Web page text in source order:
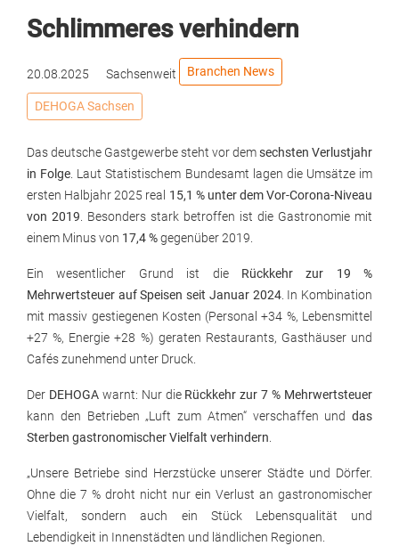
Schlimmeres verhindern
20.08.2025 Sachsenweit Branchen News
DEHOGA Sachsen
Das deutsche Gastgewerbe steht vor demsechsten Verlustjahr
in Folge . Laut Statistischem Bundesamt lagen die Umsätze im
ersten Halbjahr 2025 real 15,1 % unter dem Vor-Corona-Niveau
von 2019 . Besonders stark betroffen ist die Gastronomie mit
einem Minus von 17,4 %gegenüber 2019.
Ein wesentlicher Grund ist die Rückkehr zur 19 %
Mehrwertsteuer auf Speisen seit Januar 2024. In Kombination
mit massiv gestiegenen Kosten (Personal +34 %, Lebensmittel
+27 %, Energie +28 %) geraten Restaurants, Gasthäuser und
Cafés zunehmend unter Druck.
Der DEHOGAwarnt: Nur die Rückkehr zur 7 % Mehrwertsteuer
kann den Betrieben „Luft zum Atmen“ verschaffen und das
Sterben gastronomischer Vielfalt verhindern
„Unsere Betriebe sind Herzstücke unserer Städte und Dörfer.
Ohne die 7 % droht nicht nur ein Verlust an gastronomischer
Vielfalt, sondern auch ein Stück Lebensqualität und
Lebendigkeit in Innenstädten und ländlichen Regionen.